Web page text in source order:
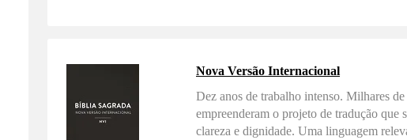
Nova Versão Internacional
Dez anos de trabalho intenso. Milhares
empreenderam o projeto de tradução que
clareza e dignidade. Uma linguagem